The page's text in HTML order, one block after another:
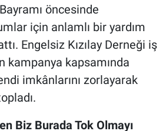
öncesinde
için anlamlı bir yardım
Engelsiz Kızılay Derneği iş
kampanya kapsamında
imkânlarını zorlayarak
Biz Burada Tok Olmayı